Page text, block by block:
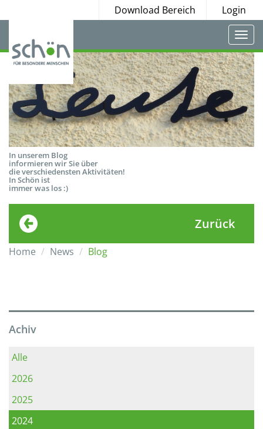
Download Bereich Login
In unserem Blog
informieren wir Sie über
die verschiedensten Aktivitäten!
In Schön ist
immer was los :)
Zurück
Home News Blog
Achiv
Alle
2026
2025
2024